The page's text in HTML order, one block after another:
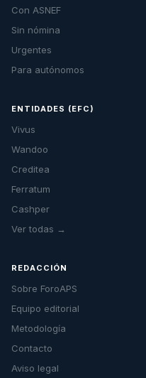
Con ASNEF
Sin nómina
Urgentes
Para autónomos
ENTIDADES (EFC)
Vivus
Wandoo
Creditea
Ferratum
Cashper
Ver todas →
REDACCIÓN
Sobre ForoAPS
Equipo editorial
Metodología
Contacto
Aviso legal